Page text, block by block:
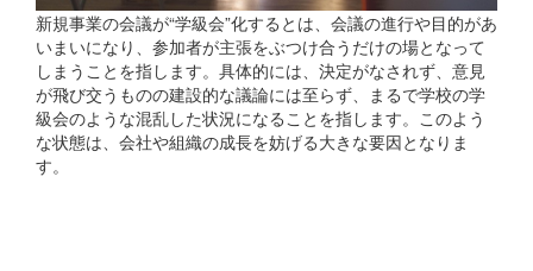
新規事業の会議が“学級会”化するとは、会議の進行や目的があ
いまいになり、参加者が主張をぶつけ合うだけの場となって
しまうことを指します。具体的には、決定がなされず、意見
が飛び交うものの建設的な議論には至らず、まるで学校の学
級会のような混乱した状況になることを指します。このよう
な状態は、会社や組織の成長を妨げる大きな要因となりま
す。